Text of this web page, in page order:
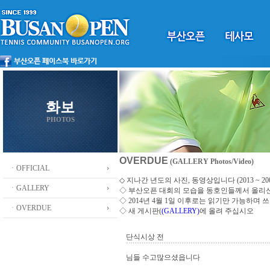
화보
PHOTOS
ㆍOFFICIAL
ㆍGALLERY
ㆍOVERDUE
OVERDUE (GALLERY Photos/Video)
◇ 지나간 년도의 사진, 동영상입니다 (2013 ~
◇ 부산오픈 대회의 모습을 동호인들께서 올리
◇ 2014년 4월 1일 이후로는 읽기만 가능하며
◇ 새 게시판((GALLERY)에 올려 주십시오
단식시상 전
님들 수고많으셨읍니다